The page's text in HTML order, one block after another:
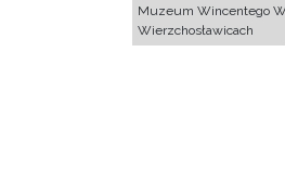
Muzeum Wincentego
Wierzchosławicach